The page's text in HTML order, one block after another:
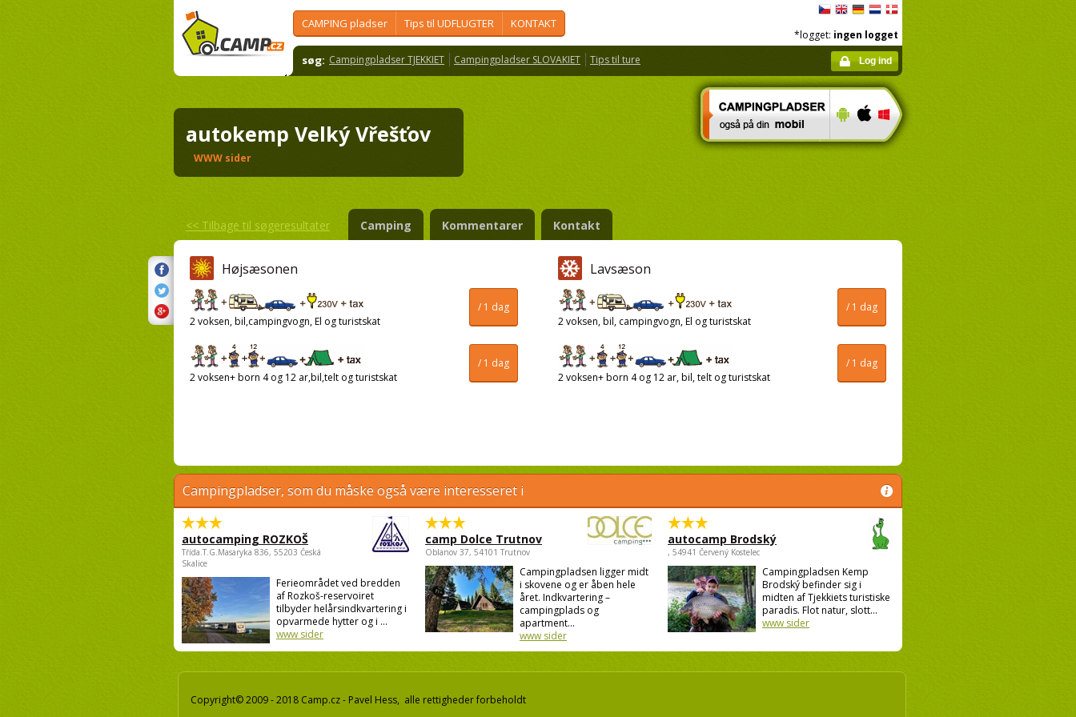
CAMPING pladser Tips til UDFLUGTER KONTAKT
søg: Campingpladser TJEKKIET Campingpladser SLOVAKIET Tips til ture
*logget: ingen logget
Log ind
autokemp Velký Vřešťov
WWW sider
<< Tilbage til søgeresultater Camping Kommentarer Kontakt
Højsæsonen
/ 1 dag
2 voksen, bil,campingvogn, El og turistskat
/ 1 dag
2 voksen+ born 4 og 12 ar,bil,telt og turistskat
Lavsæson
/ 1 dag
2 voksen, bil, campingvogn, El og turistskat
/ 1 dag
2 voksen+ born 4 og 12 ar, bil, telt og turistskat
Campingpladser, som du måske også være interesseret i
autocamping ROZKOŠ
Třída.T.G.Masaryka 836, 55203 Česká
Skalice
Ferieområdet ved bredden
af Rozkoš-reservoiret
tilbyder helårsindkvartering i
opvarmede hytter og i ...
www sider
camp Dolce Trutnov
Oblanov 37, 54101 Trutnov
Campingpladsen ligger midt
i skovene og er åben hele
året. Indkvartering –
campingplads og
apartment...
www sider
autocamp Brodský
, 54941 Červený Kostelec
Campingpladsen Kemp
Brodský befinder sig i
midten af Tjekkiets turistiske
paradis. Flot natur, slott...
www sider
Copyright© 2009 - 2018 Camp.cz - Pavel Hess, alle rettigheder forbeholdt